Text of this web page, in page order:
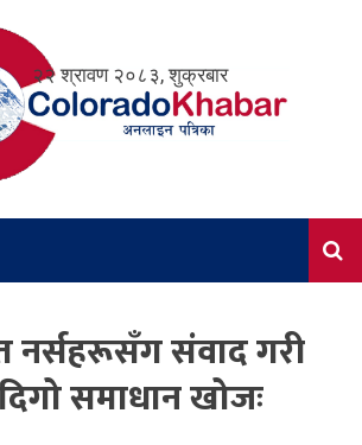
२२ श्रावण २०८३, शुक्रबार
नर्सहरूसँग संवाद गरी
समाधान खोजः